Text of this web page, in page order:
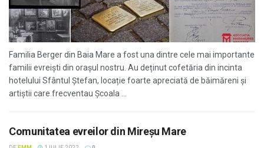
Familia Berger din Baia Mare a fost una dintre cele mai importante
familii evreiști din orașul nostru. Au deținut cofetăria din incinta
hotelului Sfântul Ștefan, locație foarte apreciată de băimăreni și
artiștii care frecventau Școala ...
Comunitatea evreilor din Mireșu Mare